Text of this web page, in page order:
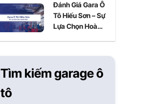
Đánh Giá Gara Ô
Tô Hiếu Sơn – Sự
Lựa Chọn Hoàn
Tìm kiếm garage ô
tô